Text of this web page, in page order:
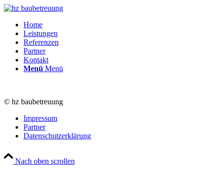
Home
Leistungen
Referenzen
Partner
Kontakt
Menü Menü
© hz baubetreuung
Impressum
Partner
Datenschutzerklärung
Nach oben scrollen